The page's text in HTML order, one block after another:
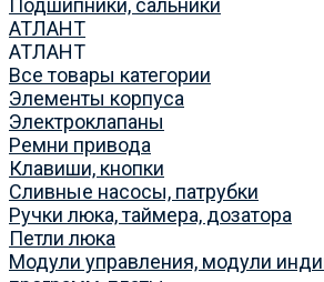
Подшипники, сальники
АТЛАНТ
АТЛАНТ
Все товары категории
Элементы корпуса
Электроклапаны
Ремни привода
Клавиши, кнопки
Сливные насосы, патрубки
Ручки люка, таймера, дозатора
Петли люка
Модули управления, модули